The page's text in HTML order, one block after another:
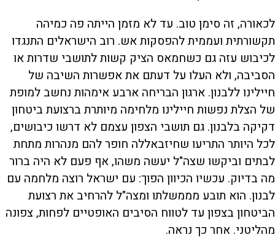
לכאורה, זה סימן טוב. עד לא מזמן הייתה פה כמיהה
תקשורתית ועממית להפסקות אש. רוב הישראלים התנגדו
לכיבוש עזה גם כשחמאס הציק קשות לתושבי שדרות או
הסביבה, ולא העלו על דעתם את אפשרות השיבה של
חיילינו ללבנון. ארגון הבריחה ארבע אימהות נחשב למופת
של הצלת נפשות חיילינו מלחימה מיותרת ברצועת ביטחון
דקיקה בלבנון. גם תושבי הצפון עצמם לא דרשו כיבושים,
לכל היותר התריעו שחיזבאללה חופר להם מנהרות מתחת
לבתים וביקשו שצה"ל יעשה משהו, אף פעם לא היה ברור
מה בדיוק. עכשיו הכיוון הפוך: עם ישראל רוצה מלחמה עם
לבנון. הוא תובע מממשלתו ומצה"ל להרחיב את רצועת
הביטחון בצפון עד לטווח הסיבים האופטיים לפחות, צפונה
מהליטני. אחר כך נראה.